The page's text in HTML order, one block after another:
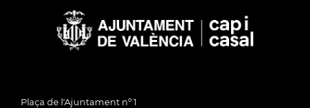
Plaça de l'Ajuntament nº 1